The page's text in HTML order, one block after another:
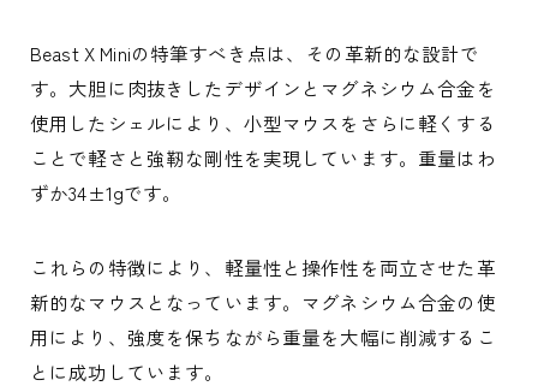
Beast X Miniの特筆すべき点は、その革新的な設計で
す。大胆に肉抜きしたデザインとマグネシウム合金を
使用したシェルにより、小型マウスをさらに軽くする
ことで軽さと強靭な剛性を実現しています。重量はわ
ずか34±1gです。
これらの特徴により、軽量性と操作性を両立させた革
新的なマウスとなっています。マグネシウム合金の使
用により、強度を保ちながら重量を大幅に削減するこ
とに成功しています。